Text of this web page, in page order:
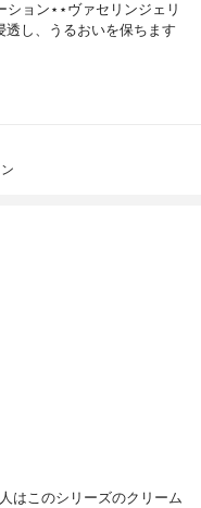
ション⋆⋆ヴァセリンジェリ
し、うるおいを保ちます
はこのシリーズのクリーム